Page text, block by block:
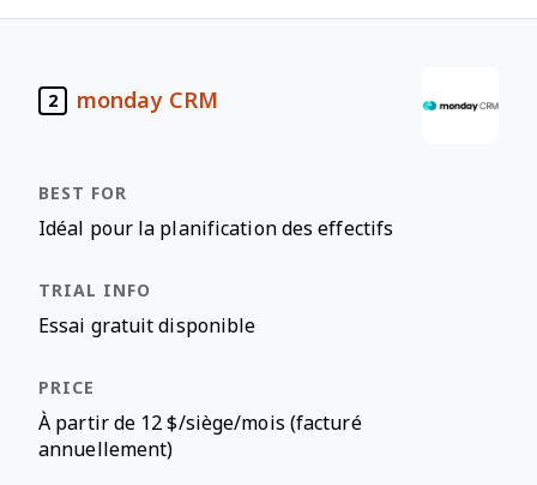
2 monday CRM
Idéal pour la planification des effectifs
Essai gratuit disponible
À partir de 12 $/siège/mois (facturé
annuellement)